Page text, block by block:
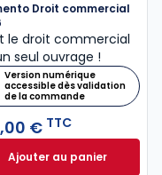
2027 à 189,00 €
Droit commercial
le droit commercial
seul ouvrage !
Version numérique
accessible dès validation
de la commande
€ TTC
Ajouter au panier
Mémento Droit